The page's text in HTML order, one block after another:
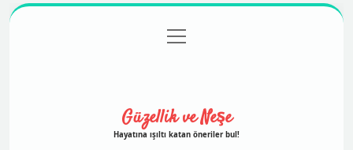
Gizlilik Politikası
menüyü
aç
Güzellik ve Neşe
Hayatına ışıltı katan öneriler bul!